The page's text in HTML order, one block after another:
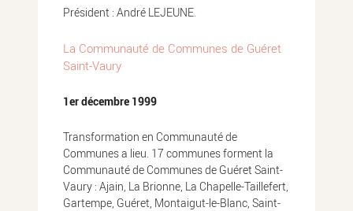
Président : André LEJEUNE.
La Communauté de Communes de Guéret
Saint-Vaury
1er décembre 1999
Transformation en Communauté de
Communes a lieu. 17 communes forment la
Communauté de Communes de Guéret Saint-
Vaury : Ajain, La Brionne, La Chapelle-Taillefert,
Gartempe, Guéret, Montaigut-le-Blanc, Saint-